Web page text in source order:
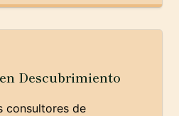
Descubrimiento
consultores de